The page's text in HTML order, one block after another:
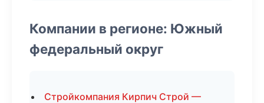
Компании в регионе: Южный
федеральный округ
Стройкомпания Кирпич Строй —